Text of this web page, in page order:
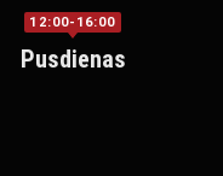
12:00-16:00
Pusdienas